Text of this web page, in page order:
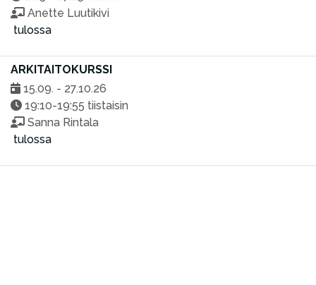
Anette Luutikivi
tulossa
ARKITAITOKURSSI
15.09. - 27.10.26
19:10-19:55 tiistaisin
Sanna Rintala
tulossa